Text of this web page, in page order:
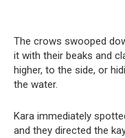
The crows swooped
it with their beaks and
higher, to the side, or
the water.
Kara immediately
and they directed the